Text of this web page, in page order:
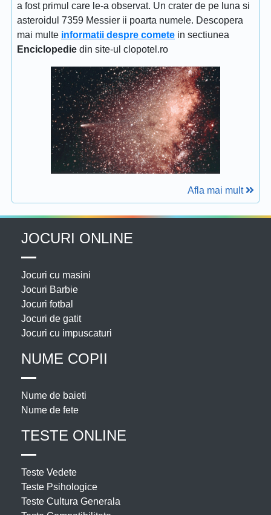
a fost primul care le-a observat. Un crater de pe luna si
asteroidul 7359 Messier ii poarta numele. Descopera
mai multe informatii despre comete in sectiunea
Enciclopedie din site-ul clopotel.ro
Afla mai mult
JOCURI ONLINE
Jocuri cu masini
Jocuri Barbie
Jocuri fotbal
Jocuri de gatit
Jocuri cu impuscaturi
NUME COPII
Nume de baieti
Nume de fete
TESTE ONLINE
Teste Vedete
Teste Psihologice
Teste Cultura Generala